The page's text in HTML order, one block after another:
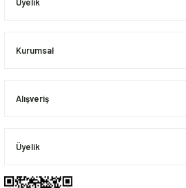
Kurumsal
Alışveriş
Üyelik